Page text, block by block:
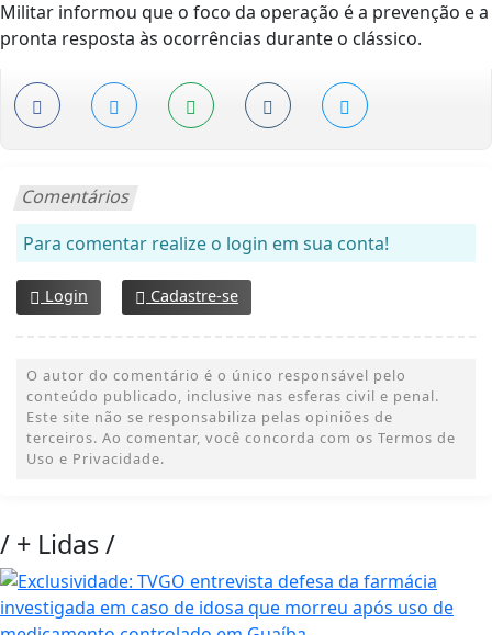
Militar informou que o foco da operação é a prevenção e a
pronta resposta às ocorrências durante o clássico.
Comentários
Para comentar realize o login em sua conta!
Login Cadastre-se
O autor do comentário é o único responsável pelo
conteúdo publicado, inclusive nas esferas civil e penal.
Este site não se responsabiliza pelas opiniões de
terceiros. Ao comentar, você concorda com os Termos de
Uso e Privacidade.
/ + Lidas/